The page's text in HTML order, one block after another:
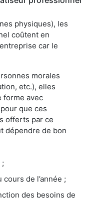
physiques), les
coûtent en
car le
morales
etc.), elles
forme avec
que ces
offerts par ce
dépendre de bon
de l’année ;
des besoins de